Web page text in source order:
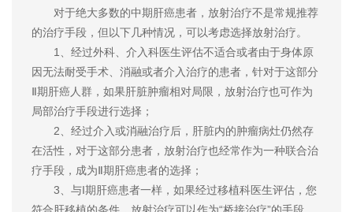
对于绝大多数的中期肝癌患者，放射治疗不是常规推荐
的治疗手段，但以下几种情况，可以考虑选择放射治疗。
1、经过外科、介入科医生评估不适合或者由于身体原
因无法耐受手术、消融或者介入治疗的患者，针对于这部分
Ⅱ期肝癌人群，如果肝脏肿瘤相对局限，放射治疗也可作为
局部治疗手段进行选择；
2、经过介入或消融治疗后，肝脏内的肿瘤病灶仍然存
在活性，对于这部分患者，放射治疗也经常作为一种联合治
疗手段，成为Ⅱ期肝癌患者的选择；
3、与Ι期肝癌患者一样，如果经过移植科医生评估，您
符合肝移植的条件，放射治疗可以作为“桥接治疗”的手段，